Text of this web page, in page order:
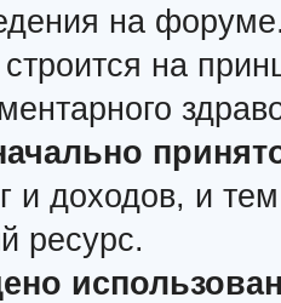
на
на
и доходов, и
ресурс.